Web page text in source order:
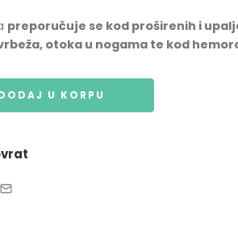
preporučuje se kod proširenih i
otoka u nogama te kod
U KORPU